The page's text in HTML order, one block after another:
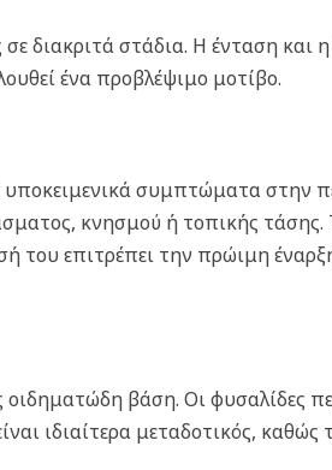
διακριτά στάδια. Η ένταση και η
ένα προβλέψιμο μοτίβο.
υποκειμενικά συμπτώματα στην
κνησμού ή τοπικής
του επιτρέπει την πρώιμη
βάση. Οι φυσαλίδες
ιδιαίτερα μεταδοτικός, καθώς